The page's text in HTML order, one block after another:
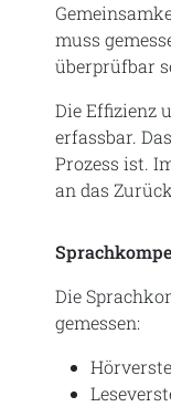
muss
überprüfbar
Die Effizienz
erfassbar.
Prozess ist.
an das
Die
gemessen: